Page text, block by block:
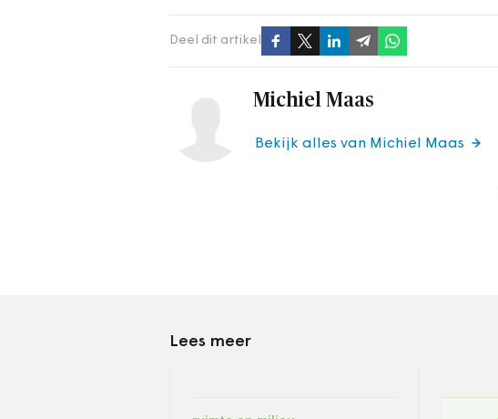
Deel dit artikel
Michiel Maas
Bekijk alles van Michiel Maas
Lees meer